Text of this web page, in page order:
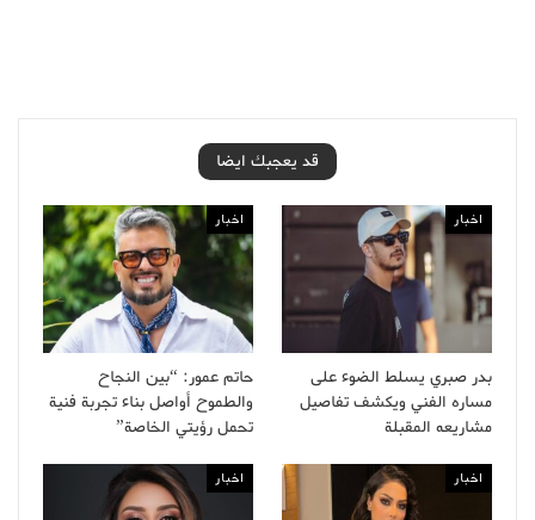
قد يعجبك ايضا
اخبار
بدر صبري يسلط الضوء على
مساره الفني ويكشف تفاصيل
مشاريعه المقبلة
اخبار
حاتم عمور: “بين النجاح
والطموح أواصل بناء تجربة فنية
تحمل رؤيتي الخاصة”
اخبار اخبار